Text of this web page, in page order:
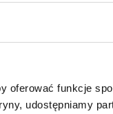
funkcje
udostępniamy